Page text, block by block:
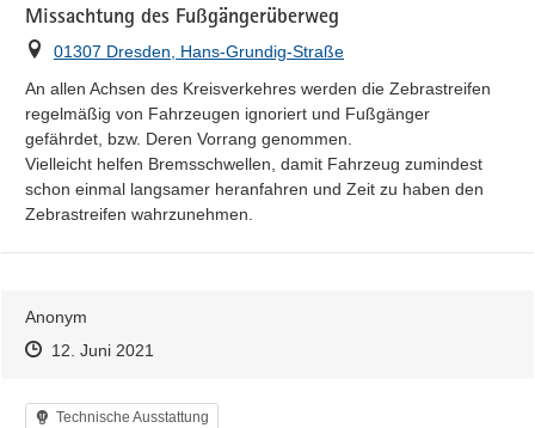
Missachtung des Fußgängerüberweg
Ort
01307 Dresden, Hans-Grundig-Straße
An allen Achsen des Kreisverkehres werden die Zebrastreifen
regelmäßig von Fahrzeugen ignoriert und Fußgänger
gefährdet, bzw. Deren Vorrang genommen.
Vielleicht helfen Bremsschwellen, damit Fahrzeug zumindest
schon einmal langsamer heranfahren und Zeit zu haben den
Zebrastreifen wahrzunehmen.
Anonym
Zeitpunkt des Erstellens
Zeitpunkt des Erstellens
12. Juni 2021
Kategorie
Technische Ausstattung